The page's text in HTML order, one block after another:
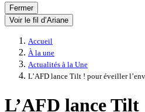
Fermer
Voir le fil d’Ariane
Accueil
À la une
Actualités à la Une
L’AFD lance Tilt ! pour éveiller
L’AFD lance